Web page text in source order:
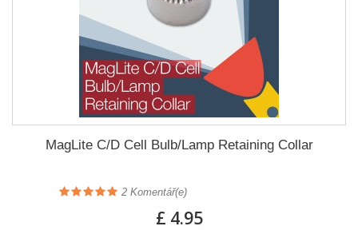
MagLite C/D Cell Bulb/Lamp Retaining Collar
2 Komentář(e)
£ 4.95